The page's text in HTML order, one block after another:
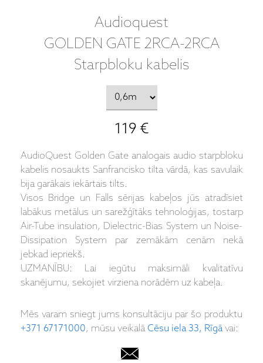
Audioquest
GOLDEN GATE 2RCA-2RCA
Starpbloku kabelis
119 €
AudioQuest Golden Gate analogais audio starpbloku
kabelis nosaukts Sanfrancisko tilta vārdā, kas savulaik
bija garākais iekārtais tilts.
Visos Bridge un Falls sērijas kabeļos jūs atradīsiet
labākus metālus un sarežģītāks tehnoloģijas, tostarp
Air-Tube insulation, Dielectric-Bias System un Noise-
Dissipation System par zemākām cenām nekā
jebkad iepriekš.
UZMANĪBU: Lai iegūtu maksimāli kvalitatīvu
skanējumu, sekojiet virziena norādēm uz kabeļa.
Mēs varam sniegt jums konsultāciju par šo produktu
+371 67171000, mūsu veikalāCēsu iela 33, Rīgāvai: